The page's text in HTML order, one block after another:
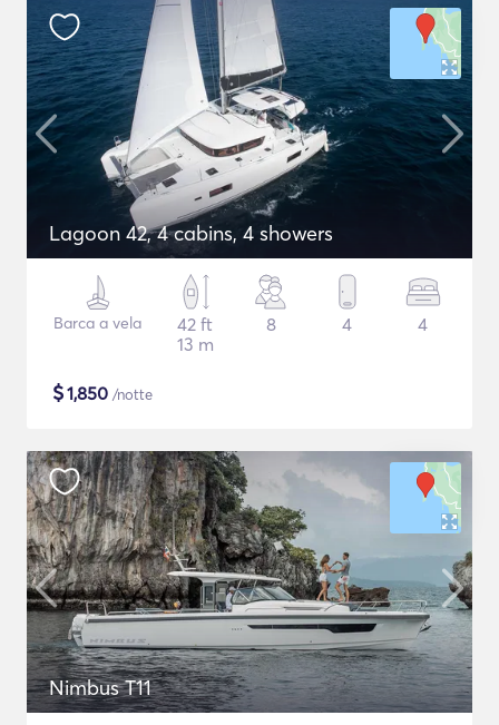
Lagoon 42, 4 cabins, 4 showers
Barca a vela
42 ft
13 m
8 4 4
$1,850 /notte
Nimbus T11